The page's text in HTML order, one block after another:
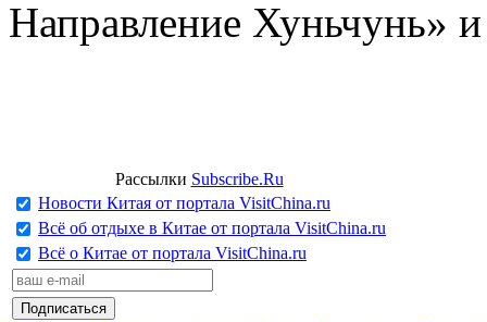
Направление Хуньчунь»
Рассылки Subscribe.Ru
Новости Китая от портала VisitChina.ru
Всё об отдыхе в Китае от портала VisitChina.ru
Всё о Китае от портала VisitChina.ru